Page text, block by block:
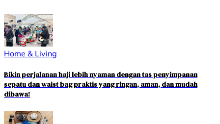
Home & Living
Bikin perjalanan haji lebih nyaman dengan tas penyimpanan
sepatu dan waist bag praktis yang ringan, aman, dan mudah
dibawa!